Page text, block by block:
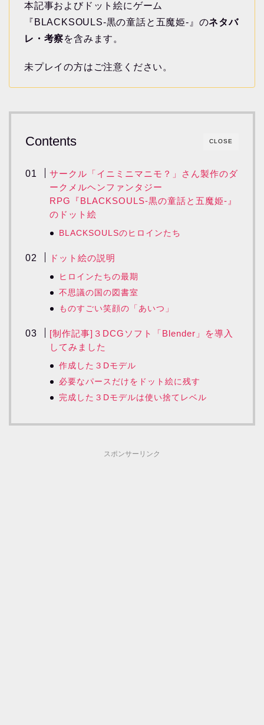
本記事およびドット絵にゲーム
『BLACKSOULS-黒の童話と五魔姫-』のネタバ
レ・考察を含みます。
未プレイの方はご注意ください。
CLOSE
Contents
サークル「イニミニマニモ？」さん製作のダ
ークメルヘンファンタジー
RPG『BLACKSOULS-黒の童話と五魔姫-』
のドット絵
BLACKSOULSのヒロインたち
ドット絵の説明
ヒロインたちの最期
不思議の国の図書室
ものすごい笑顔の「あいつ」
[制作記事]３DCGソフト「Blender」を導入
してみました
作成した３Dモデル
必要なパースだけをドット絵に残す
完成した３Dモデルは使い捨てレベル
スポンサーリンク